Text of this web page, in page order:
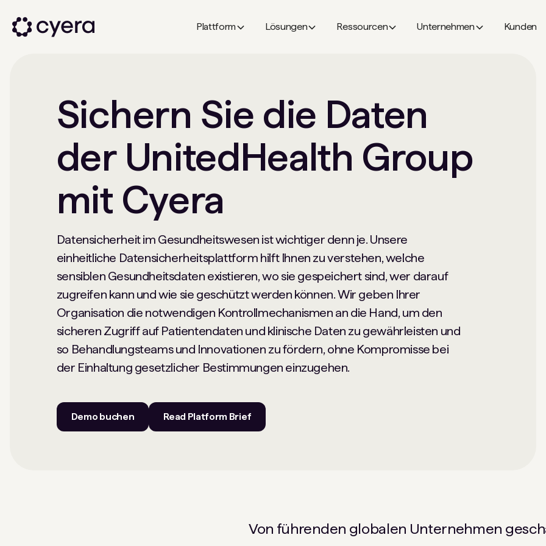
Plattform Lösungen Ressourcen Unternehmen Kunden
Sichern Sie die Daten
der UnitedHealth Group
mit Cyera
Datensicherheit im Gesundheitswesen ist wichtiger denn je. Unsere
einheitliche Datensicherheitsplattform hilft Ihnen zu verstehen, welche
sensiblen Gesundheitsdaten existieren, wo sie gespeichert sind, wer darauf
zugreifen kann und wie sie geschützt werden können. Wir geben Ihrer
Organisation die notwendigen Kontrollmechanismen an die Hand, um den
sicheren Zugriff auf Patientendaten und klinische Daten zu gewährleisten und
so Behandlungsteams und Innovationen zu fördern, ohne Kompromisse bei
der Einhaltung gesetzlicher Bestimmungen einzugehen.
Demo buchen Read Platform Brief
Von führenden globalen Unternehmen